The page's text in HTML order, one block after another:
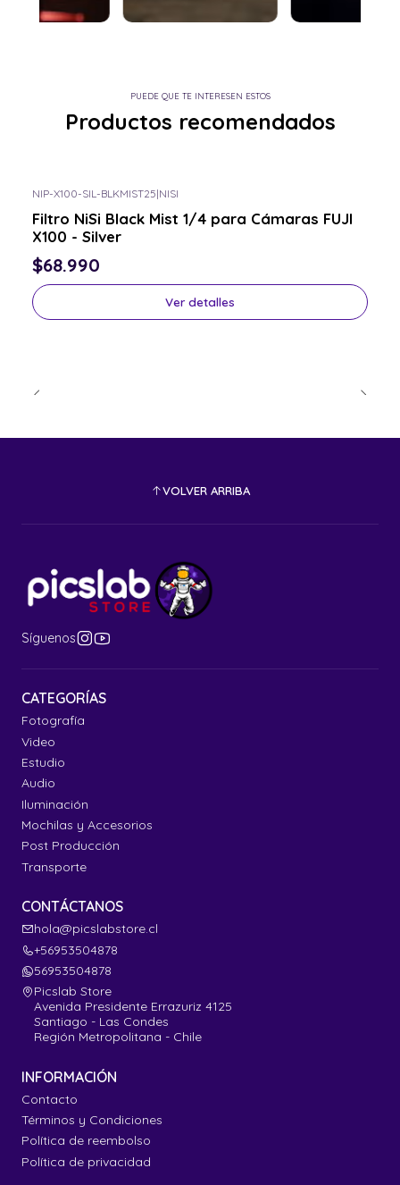
PUEDE QUE TE INTERESEN ESTOS
Productos recomendados
NIP-X100-SIL-BLKMIST25|NISI
Filtro NiSi Black Mist 1/4 para Cámaras FUJI
X100 - Silver
$68.990
Ver detalles
VOLVER ARRIBA
Síguenos
CATEGORÍAS
Fotografía
Video
Estudio
Audio
Iluminación
Mochilas y Accesorios
Post Producción
Transporte
CONTÁCTANOS
hola@picslabstore.cl
+56953504878
56953504878
Picslab Store
Avenida Presidente Errazuriz 4125
Santiago - Las Condes
Región Metropolitana - Chile
INFORMACIÓN
Contacto
Términos y Condiciones
Política de reembolso
Política de privacidad